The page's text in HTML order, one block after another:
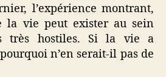
l’expérience montrant,
la vie peut exister au sein
très hostiles. Si la vie a
n’en serait-il pas de